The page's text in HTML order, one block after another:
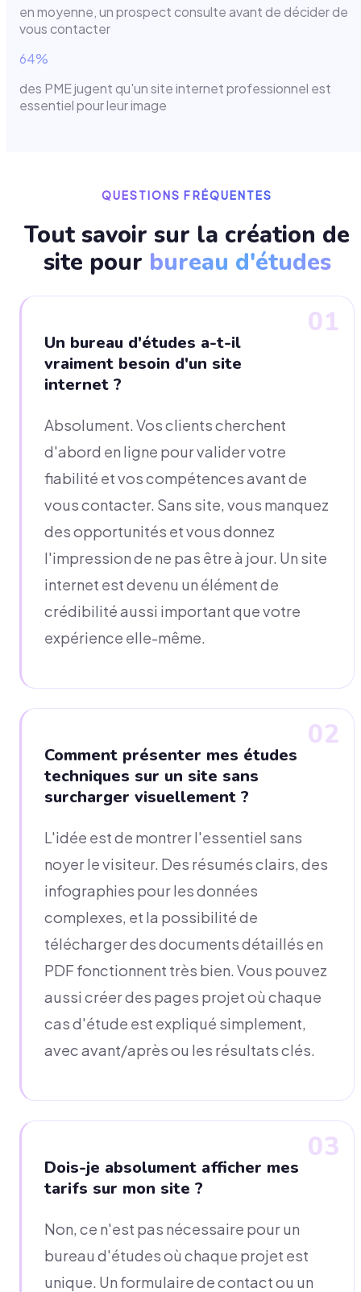
en moyenne, un prospect consulte avant de décider de
vous contacter
64%
des PME jugent qu'un site internet professionnel est
essentiel pour leur image
QUESTIONS FRÉQUENTES
Tout savoir sur la création de
site pour bureau d'études
01
Un bureau d'études a-t-il
vraiment besoin d'un site
internet ?
Absolument. Vos clients cherchent
d'abord en ligne pour valider votre
fiabilité et vos compétences avant de
vous contacter. Sans site, vous manquez
des opportunités et vous donnez
l'impression de ne pas être à jour. Un site
internet est devenu un élément de
crédibilité aussi important que votre
expérience elle-même.
02
Comment présenter mes études
techniques sur un site sans
surcharger visuellement ?
L'idée est de montrer l'essentiel sans
noyer le visiteur. Des résumés clairs, des
infographies pour les données
complexes, et la possibilité de
télécharger des documents détaillés en
PDF fonctionnent très bien. Vous pouvez
aussi créer des pages projet où chaque
cas d'étude est expliqué simplement,
avec avant/après ou les résultats clés.
03
Dois-je absolument afficher mes
tarifs sur mon site ?
Non, ce n'est pas nécessaire pour un
bureau d'études où chaque projet est
unique. Un formulaire de contact ou un